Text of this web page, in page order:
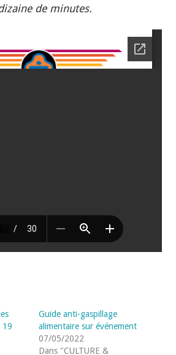
de minutes.
19
Guide anti-gaspillage
alimentaire sur événement
07/05/2022
Dans "CULTURE &